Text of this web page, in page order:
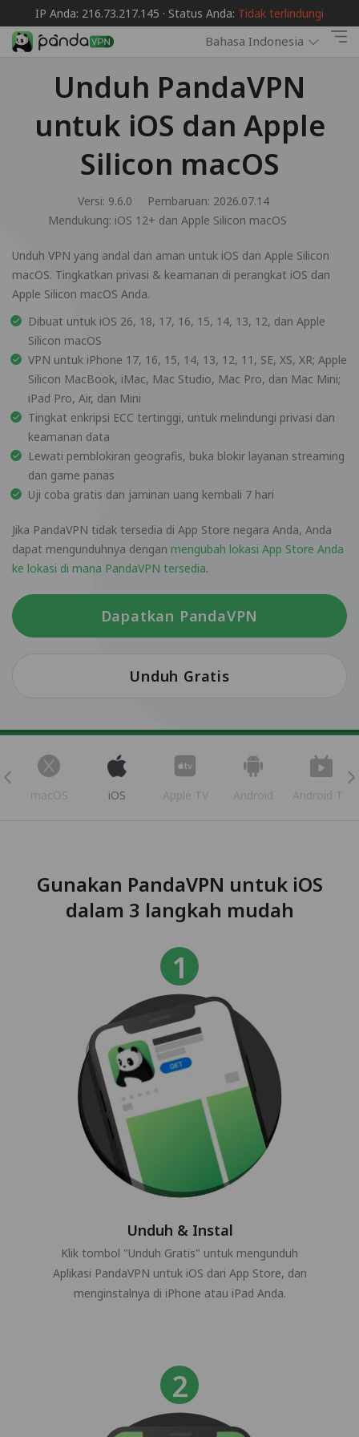
IP Anda: 216.73.217.145 · Status Anda: Tidak terlindungi
Bahasa Indonesia
Unduh PandaVPN
untuk iOS dan Apple
Silicon macOS
Versi: 9.6.0
Pembaruan: 2026.07.14
Mendukung: iOS 12+ dan Apple Silicon macOS
Unduh VPN yang andal dan aman untuk iOS dan Apple Silicon
macOS. Tingkatkan privasi & keamanan di perangkat iOS dan
Apple Silicon macOS Anda.
Dibuat untuk iOS 26, 18, 17, 16, 15, 14, 13, 12, dan Apple
Silicon macOS
VPN untuk iPhone 17, 16, 15, 14, 13, 12, 11, SE, XS, XR; Apple
Silicon MacBook, iMac, Mac Studio, Mac Pro, dan Mac Mini;
iPad Pro, Air, dan Mini
Tingkat enkripsi ECC tertinggi, untuk melindungi privasi dan
keamanan data
Lewati pemblokiran geografis, buka blokir layanan streaming
dan game panas
Uji coba gratis dan jaminan uang kembali 7 hari
Jika PandaVPN tidak tersedia di App Store negara Anda, Anda
dapat mengunduhnya dengan mengubah lokasi App Store Anda
ke lokasi di mana PandaVPN tersedia.
Dapatkan PandaVPN
Unduh Gratis
macOS iOS Apple TV Android Android TV
Gunakan PandaVPN untuk iOS
dalam 3 langkah mudah
Unduh & Instal
Klik tombol "Unduh Gratis" untuk mengunduh
Aplikasi PandaVPN untuk iOS dari App Store, dan
menginstalnya di iPhone atau iPad Anda.